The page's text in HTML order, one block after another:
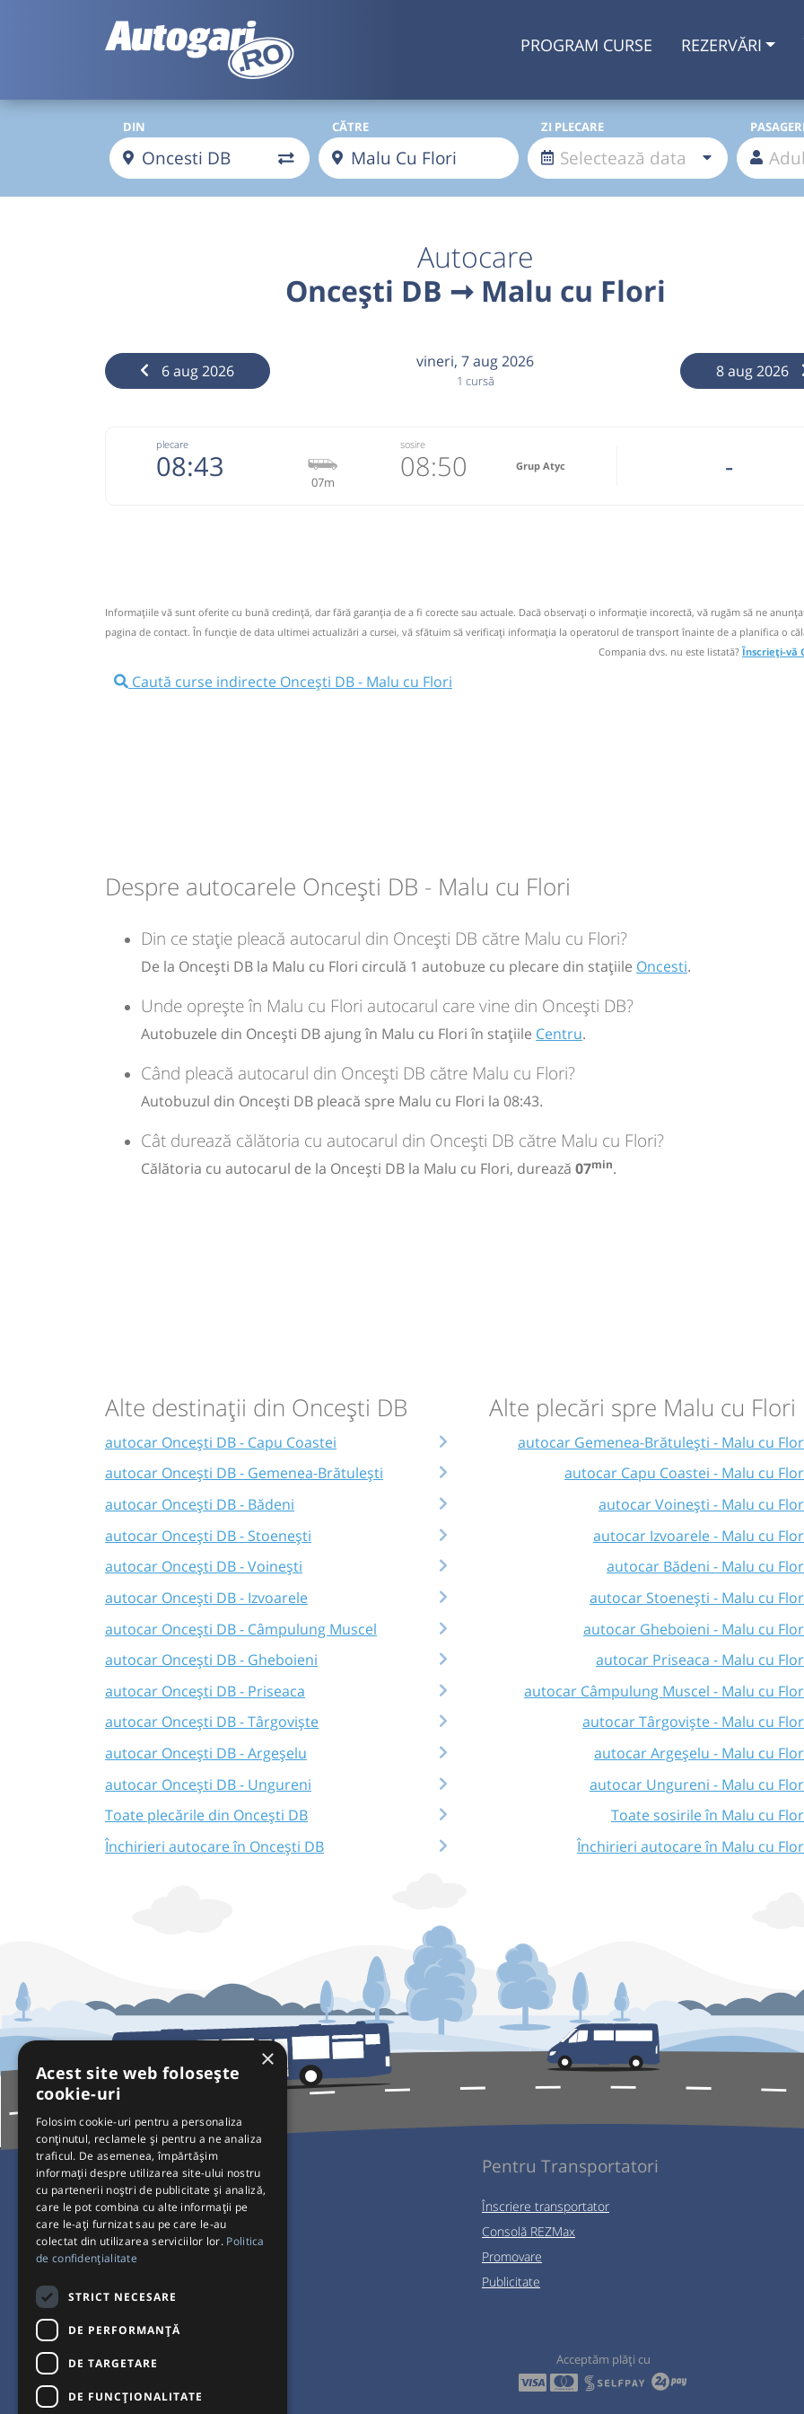
PROGRAM CURSE REZERVĂRI
DIN CĂTRE ZI PLECARE PASAGERI
Autocare
Oncești DB ➞ Malu cu Flori
6 aug 2026 vineri, 7 aug 2026
1 cursă 8 aug 2026
plecare
08:43 07m
sosire
08:50 Grup Atyc -
Nu a circulat?Semnalați aici
Pune poze din călătoria ta ⤣
08:43 Oncești DB Oncesti
Sursa: GRUP ATYC SRL| Ultima actualizare:11/2025
Informaţiile vă sunt oferite cu bună credinţă, dar fără garanţia de a fi corecte sau actuale. Dacă observați o informaţie incorectă, vă rugăm să ne
pagina de contact. În funcție de data ultimei actualizări a cursei, vă sfătuim să verificaţi informaţia la operatorul de transport înainte de a planifica o
Compania dvs. nu este listată?Înscrieți-vă
Caută curse indirecte Oncești DB - Malu cu Flori
Despre autocarele Oncești DB - Malu cu Flori
Din ce stație pleacă autocarul din Oncești DB către Malu cu Flori?
De la Oncești DB la Malu cu Flori circulă 1 autobuze cu plecare din stațiile Oncesti.
Unde oprește în Malu cu Flori autocarul care vine din Oncești DB?
Autobuzele din Oncești DB ajung în Malu cu Flori în stațiile Centru.
Când pleacă autocarul din Oncești DB către Malu cu Flori?
Autobuzul din Oncești DB pleacă spre Malu cu Flori la 08:43.
Cât durează călătoria cu autocarul din Oncești DB către Malu cu Flori?
Călătoria cu autocarul de la Oncești DB la Malu cu Flori, durează 07min.
Alte destinații din Oncești DB
autocar Oncești DB - Capu Coastei
autocar Oncești DB - Gemenea-Brătulești
autocar Oncești DB - Bădeni
autocar Oncești DB - Stoenești
autocar Oncești DB - Voinești
autocar Oncești DB - Izvoarele
autocar Oncești DB - Câmpulung Muscel
autocar Oncești DB - Gheboieni
autocar Oncești DB - Priseaca
autocar Oncești DB - Târgoviște
autocar Oncești DB - Argeșelu
autocar Oncești DB - Ungureni
Toate plecările din Oncești DB
Închirieri autocare în Oncești DB
Alte plecări spre Malu cu Flori
autocar Gemenea-Brătulești - Malu cu
autocar Capu Coastei - Malu cu
autocar Voinești - Malu cu
autocar Izvoarele - Malu cu
autocar Bădeni - Malu cu
autocar Stoenești - Malu cu
autocar Gheboieni - Malu cu
autocar Priseaca - Malu cu
autocar Câmpulung Muscel - Malu cu
autocar Târgoviște - Malu cu
autocar Argeșelu - Malu cu
autocar Ungureni - Malu cu
Toate sosirile în Malu cu
Închirieri autocare în Malu cu
Pentru Călători
Curse autobuz
Plecări/Sosiri
Setări de cookie-uri
Pentru Transportatori
Înscriere transportator
Consolă REZMax
Promovare
Publicitate
Acceptăm plăți cu
×
Acest site web folosește
cookie-uri
Folosim cookie-uri pentru a personaliza
conținutul, reclamele și pentru a ne analiza
traficul. De asemenea, împărtășim
informații despre utilizarea site-ului nostru
cu partenerii noștri de publicitate și analiză,
care le pot combina cu alte informații pe
care le-ați furnizat sau pe care le-au
colectat din utilizarea serviciilor lor. Politica
de confidențialitate
STRICT NECESARE
DE PERFORMANȚĂ
DE TARGETARE
DE FUNCŢIONALITATE